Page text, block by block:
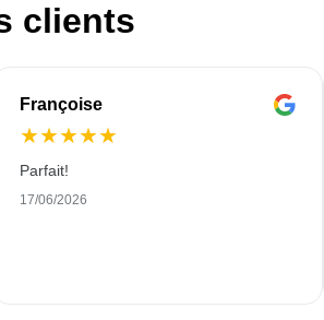
clients
Françoise
★★★★★
Parfait!
17/06/2026